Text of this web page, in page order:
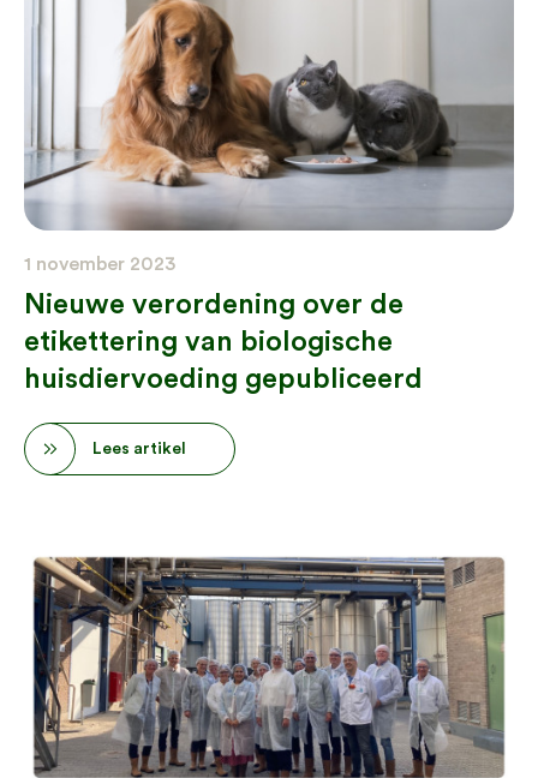
1 november 2023
Nieuwe verordening over de
etikettering van biologische
huisdiervoeding gepubliceerd
Lees artikel